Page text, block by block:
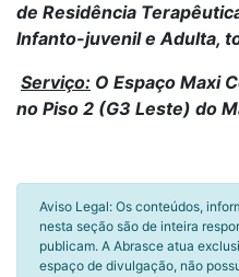
de Residência
Infanto-juvenil e Adulta,
Serviço: O Espaço Maxi
no Piso 2 (G3 Leste) do
Aviso Legal: Os conteúdos,
nesta seção são de inteira
publicam. A Abrasce atua
espaço de divulgação, não